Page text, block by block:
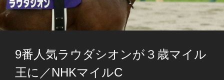
9番人気ラウダシオンが３歳マイル
王に／NHKマイルC